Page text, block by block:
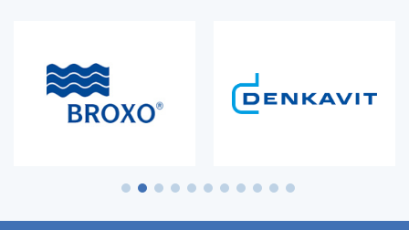
1 2 3 4 5 6 7 8 9 10 11